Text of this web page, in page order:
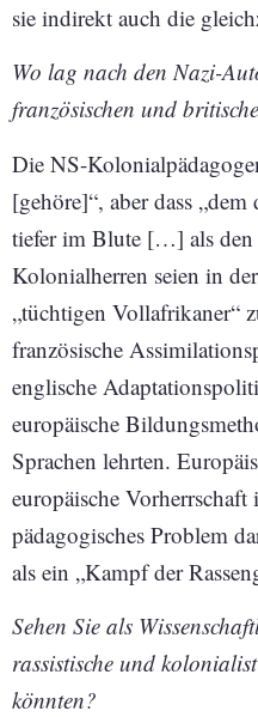
sie indirekt auch die
Wo lag nach den Nazi-
französischen und
Die NS-
[gehöre]“, aber dass
tiefer im Blute […] als den
Kolonialherren seien in
„tüchtigen Vollafrikaner“
französische
englische
europäische
Sprachen lehrten.
europäische
pädagogisches Problem
als ein „Kampf der
Sehen Sie als
rassistische und
könnten?